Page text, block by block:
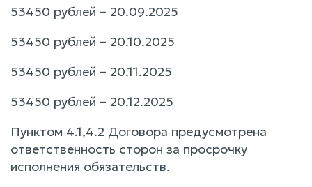
53450 рублей – 20.09.2025
53450 рублей – 20.10.2025
53450 рублей – 20.11.2025
53450 рублей – 20.12.2025
Пунктом 4.1,4.2 Договора предусмотрена
ответственность сторон за просрочку
исполнения обязательств.